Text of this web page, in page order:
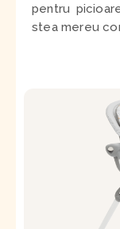
pentru
stea mereu